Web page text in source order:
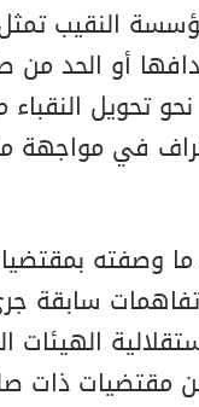
النقيب تمثل
أو الحد
نحو تحويل
في مواجهة
ما وصفته
سابقة
الهيئات
مقتضيات ذات